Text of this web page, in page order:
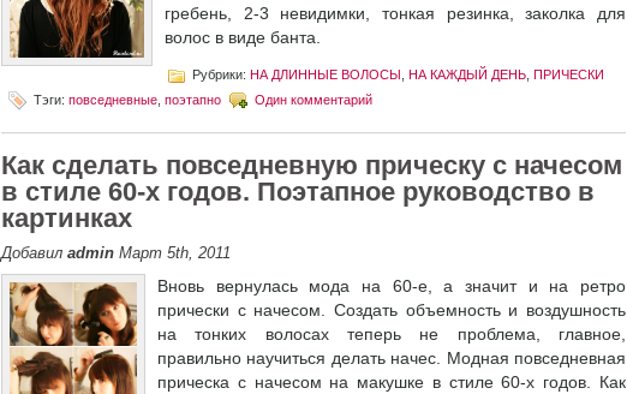
гребень, 2-3 невидимки, тонкая резинка, заколка для
волос в виде банта.
Рубрики: НА ДЛИННЫЕ ВОЛОСЫ НА КАЖДЫЙ ДЕНЬ ПРИЧЕСКИ
Тэги: повседневные поэтапно Один комментарий
Как сделать повседневную прическу с начесом
в стиле 60-х годов. Поэтапное руководство в
картинках
Добавил admin Март 5th, 2011
Вновь вернулась мода на 60-е, а значит и на ретро
прически с начесом. Создать объемность и воздушность
на тонких волосах теперь не проблема, главное,
правильно научиться делать начес. Модная повседневная
прическа с начесом на макушке в стиле 60-х годов. Как